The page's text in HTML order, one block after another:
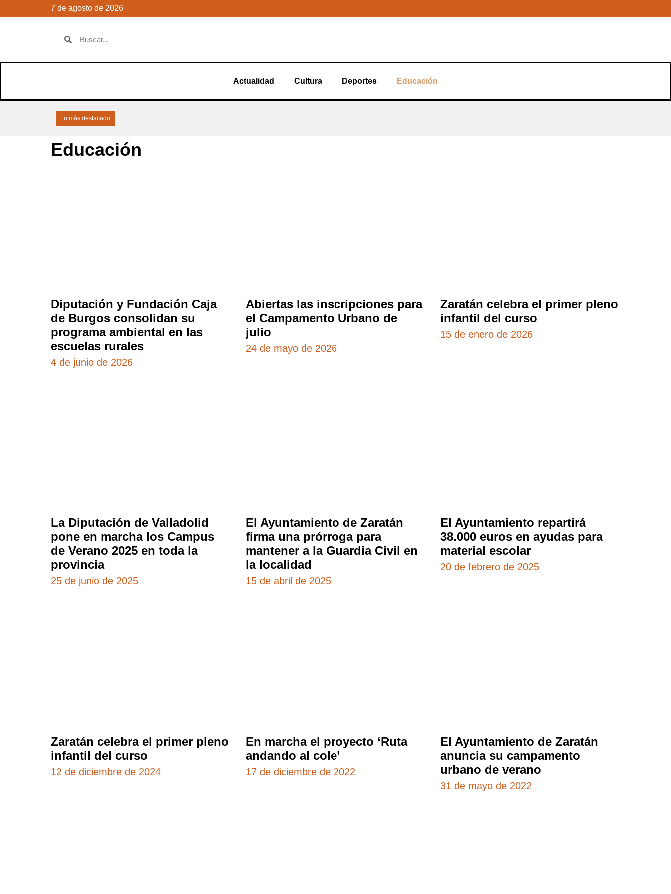
7 de agosto de 2026
Actualidad Cultura Deportes Educación
Lo más destacado
Educación
Diputación y Fundación Caja
de Burgos consolidan su
programa ambiental en las
escuelas rurales
4 de junio de 2026
Abiertas las inscripciones para
el Campamento Urbano de
julio
24 de mayo de 2026
Zaratán celebra el primer pleno
infantil del curso
15 de enero de 2026
La Diputación de Valladolid
pone en marcha los Campus
de Verano 2025 en toda la
provincia
25 de junio de 2025
El Ayuntamiento de Zaratán
firma una prórroga para
mantener a la Guardia Civil en
la localidad
15 de abril de 2025
El Ayuntamiento repartirá
38.000 euros en ayudas para
material escolar
20 de febrero de 2025
Zaratán celebra el primer pleno
infantil del curso
12 de diciembre de 2024
En marcha el proyecto ‘Ruta
andando al cole’
17 de diciembre de 2022
El Ayuntamiento de Zaratán
anuncia su campamento
urbano de verano
31 de mayo de 2022